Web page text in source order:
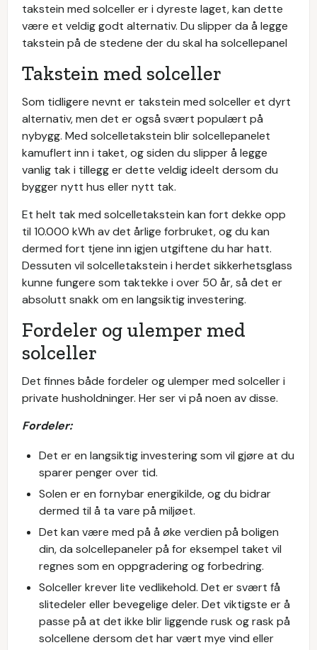
takstein med solceller er i dyreste laget, kan dette
være et veldig godt alternativ. Du slipper da å legge
takstein på de stedene der du skal ha solcellepanel
Takstein med solceller
Som tidligere nevnt er takstein med solceller et dyrt
alternativ, men det er også svært populært på
nybygg. Med solcelletakstein blir solcellepanelet
kamuflert inn i taket, og siden du slipper å legge
vanlig tak i tillegg er dette veldig ideelt dersom du
bygger nytt hus eller nytt tak.
Et helt tak med solcelletakstein kan fort dekke opp
til 10.000 kWh av det årlige forbruket, og du kan
dermed fort tjene inn igjen utgiftene du har hatt.
Dessuten vil solcelletakstein i herdet sikkerhetsglass
kunne fungere som taktekke i over 50 år, så det er
absolutt snakk om en langsiktig investering.
Fordeler og ulemper med
solceller
Det finnes både fordeler og ulemper med solceller i
private husholdninger. Her ser vi på noen av disse.
Fordeler:
Det er en langsiktig investering som vil gjøre at du
sparer penger over tid.
Solen er en fornybar energikilde, og du bidrar
dermed til å ta vare på miljøet.
Det kan være med på å øke verdien på boligen
din, da solcellepaneler på for eksempel taket vil
regnes som en oppgradering og forbedring.
Solceller krever lite vedlikehold. Det er svært få
slitedeler eller bevegelige deler. Det viktigste er å
passe på at det ikke blir liggende rusk og rask på
solcellene dersom det har vært mye vind eller